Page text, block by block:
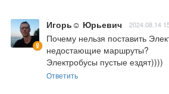
Игорь☺ Юрьевич 2024.08.14
Почему нельзя поставить
недостающие маршруты?
Электробусы пустые ездят))))
Ответить